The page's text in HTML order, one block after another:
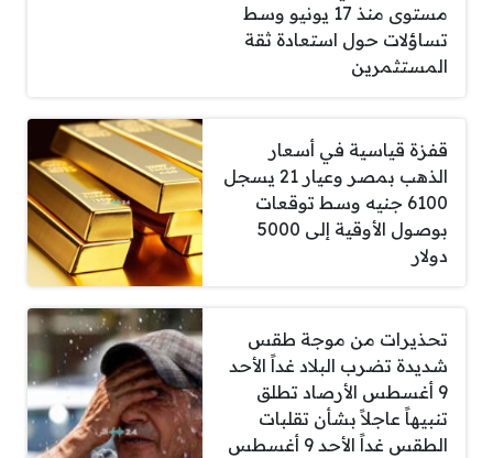
مستوى منذ 17 يونيو وسط
تساؤلات حول استعادة ثقة
المستثمرين
قفزة قياسية في أسعار
الذهب بمصر وعيار 21 يسجل
6100 جنيه وسط توقعات
بوصول الأوقية إلى 5000
دولار
تحذيرات من موجة طقس
شديدة تضرب البلاد غداً الأحد
9 أغسطس الأرصاد تطلق
تنبيهاً عاجلاً بشأن تقلبات
الطقس غداً الأحد 9 أغسطس